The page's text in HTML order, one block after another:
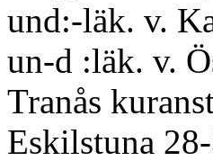
und:-läk. v.
un-d :läk. v.
Tranås
Eskilstuna